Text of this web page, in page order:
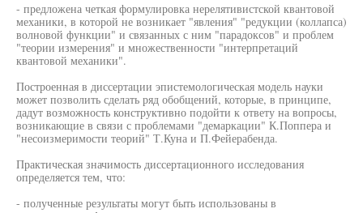
- предложена четкая формулировка нерелятивистской квантовой
механики, в которой не возникает "явления" "редукции (коллапса)
волновой функции" и связанных с ним "парадоксов" и проблем
"теории измерения" и множественности "интерпретаций
квантовой механики".
Построенная в диссертации эпистемологическая модель науки
может позволить сделать ряд обобщений, которые, в принципе,
дадут возможность конструктивно подойти к ответу на вопросы,
возникающие в связи с проблемами "демаркации" К.Поппера и
"несоизмеримости теорий" Т.Куна и П.Фейерабенда.
Практическая значимость диссертационного исследования
определяется тем, что:
- полученные результаты могут быть использованы в